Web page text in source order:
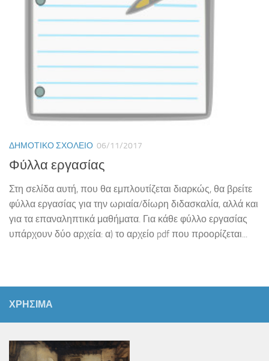
ΔΗΜΟΤΙΚΌ ΣΧΟΛΕΊΟ 06/11/2017
Φύλλα εργασίας
Στη σελίδα αυτή, που θα εμπλουτίζεται διαρκώς, θα βρείτε
φύλλα εργασίας για την ωριαία/δίωρη διδασκαλία, αλλά και
για τα επαναληπτικά μαθήματα. Για κάθε φύλλο εργασίας
υπάρχουν δύο αρχεία: α) το αρχείο pdf που προορίζεται...
ΧΡΗΣΙΜΑ